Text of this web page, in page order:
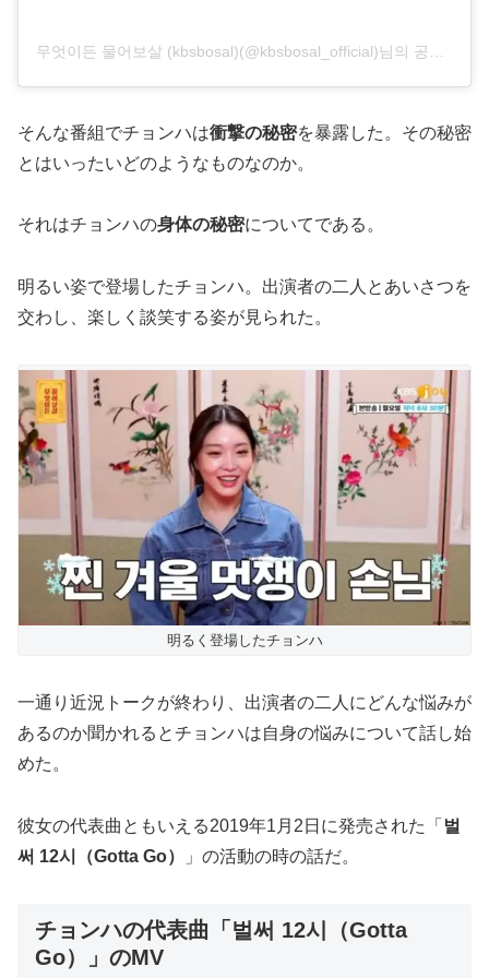
そんな番組でチョンハは衝撃の秘密を暴露した。その秘密
とはいったいどのようなものなのか。
それはチョンハの身体の秘密についてである。
明るい姿で登場したチョンハ。出演者の二人とあいさつを
交わし、楽しく談笑する姿が見られた。
明るく登場したチョンハ
一通り近況トークが終わり、出演者の二人にどんな悩みが
あるのか聞かれるとチョンハは自身の悩みについて話し始
めた。
彼女の代表曲ともいえる2019年1月2日に発売された「 벌
써 12시（Gotta Go）
」の活動の時の話だ。
チョンハの代表曲「벌써 12시（Gotta
Go）」のMV